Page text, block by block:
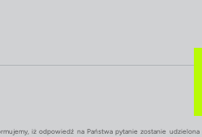
iż odpowiedź na Państwa pytanie zostanie